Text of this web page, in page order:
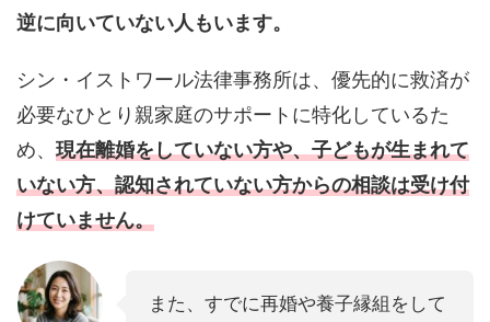
逆に向いていない人もいます。
シン・イストワール法律事務所は、優先的に救済が
必要なひとり親家庭のサポートに特化しているた
め、 現在離婚をしていない方や、子どもが生まれて
いない方、認知されていない方からの相談は受け付
けていません。
また、すでに再婚や養子縁組をして